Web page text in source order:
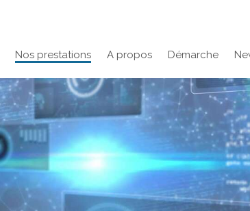
Nos prestations A propos Démarche